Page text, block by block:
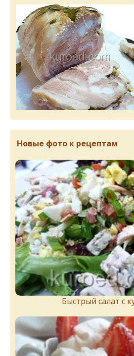
Новые фото к рецептам
Быстрый салат с